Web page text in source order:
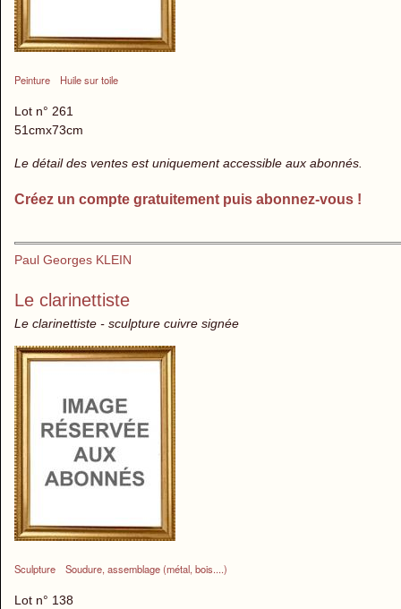
Peinture Huile sur toile
Lot n° 261
51cmx73cm
Le détail des ventes est uniquement accessible aux abonnés.
Créez un compte gratuitement puis abonnez-vous !
Paul Georges KLEIN
Le clarinettiste
Le clarinettiste - sculpture cuivre signée
Sculpture Soudure, assemblage (métal, bois....)
Lot n° 138